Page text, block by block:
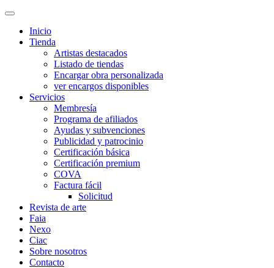
Inicio
Tienda
Artistas destacados
Listado de tiendas
Encargar obra personalizada
ver encargos disponibles
Servicios
Membresía
Programa de afiliados
Ayudas y subvenciones
Publicidad y patrocinio
Certificación básica
Certificación premium
COVA
Factura fácil
Solicitud
Revista de arte
Faia
Nexo
Ciac
Sobre nosotros
Contacto